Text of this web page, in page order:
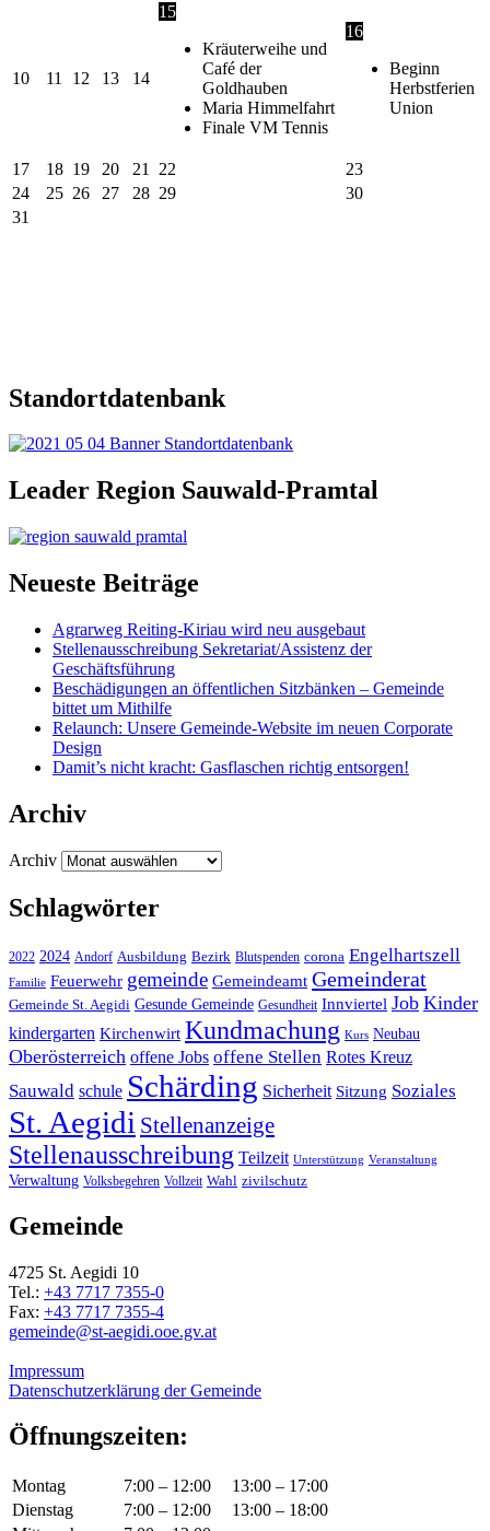
10 11 12 13 14
15
Kräuterweihe und
Café der
Goldhauben
Maria Himmelfahrt
Finale VM Tennis
16
Beginn
Herbstferien
Union
17 18 19 20 21 22
23
24
25 26 27 28 29
30
31
Standortdatenbank
Leader Region Sauwald-Pramtal
Neueste Beiträge
Agrarweg Reiting-Kiriau wird neu ausgebaut
Stellenausschreibung Sekretariat/Assistenz der
Geschäftsführung
Beschädigungen an öffentlichen Sitzbänken – Gemeinde
bittet um Mithilfe
Relaunch: Unsere Gemeinde-Website im neuen Corporate
Design
Damit’s nicht kracht: Gasflaschen richtig entsorgen!
Archiv
Archiv
Schlagwörter
2022 2024 Andorf Ausbildung Bezirk Blutspenden corona Engelhartszell
Familie Feuerwehr gemeinde Gemeindeamt Gemeinderat
Gemeinde St. Aegidi Gesunde Gemeinde Gesundheit Innviertel Job Kinder
kindergarten Kirchenwirt Kundmachung Kurs Neubau
Oberösterreich offene Jobs offene Stellen Rotes Kreuz
Sauwald schule Schärding Sicherheit Sitzung Soziales
St. Aegidi Stellenanzeige
Stellenausschreibung Teilzeit Unterstützung Veranstaltung
Verwaltung Volksbegehren Vollzeit Wahl zivilschutz
Gemeinde
4725 St. Aegidi 10
Tel.: +43 7717 7355-0
Fax: +43 7717 7355-4
gemeinde@st-aegidi.ooe.gv.at
Impressum
Datenschutzerklärung der Gemeinde
Öffnungszeiten:
Montag 7:00 – 12:00
13:00 – 17:00
Dienstag
7:00 – 12:00
13:00 – 18:00